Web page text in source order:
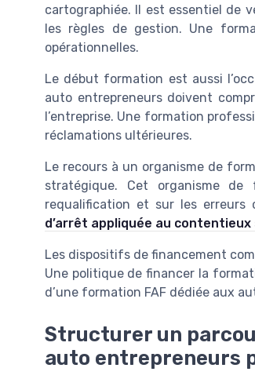
cartographiée. Il est essentiel de
les règles de gestion. Une
opérationnelles.
Le début formation est aussi
auto entrepreneurs doivent
l’entreprise. Une formation
réclamations ultérieures.
Le recours à un organisme de
stratégique. Cet organisme
requalification et sur les erreurs
d’arrêt appliquée au contentieux
Les dispositifs de financement
Une politique de financer la
d’une formation FAF dédiée aux
Structurer un
auto entrepreneurs